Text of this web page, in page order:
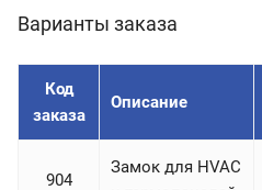
Варианты заказа
Код
заказа
Описание
904
Замок для HVAC